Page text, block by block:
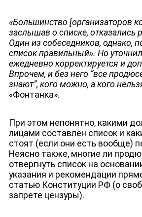
«Большинство [организаторов
заслышав о списке, отказались
Один из собеседников, однако,
список правильный». Но
ежедневно корректируется и
Впрочем, и без него “все
знают”, кого можно, а кого
«Фонтанка».
При этом непонятно, какими
лицами составлен список и
стоят (если они есть вообще)
Неясно также, многие ли
отвергнуть список на
указания и рекомендации
статью Конституции РФ (о
запрете цензуры).